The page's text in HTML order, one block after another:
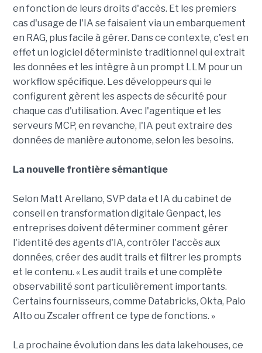
en fonction de leurs droits d'accès. Et les premiers
cas d'usage de l'IA se faisaient via un embarquement
en RAG, plus facile à gérer. Dans ce contexte, c'est en
effet un logiciel déterministe traditionnel qui extrait
les données et les intègre à un prompt LLM pour un
workflow spécifique. Les développeurs qui le
configurent gèrent les aspects de sécurité pour
chaque cas d'utilisation. Avec l'agentique et les
serveurs MCP, en revanche, l'IA peut extraire des
données de manière autonome, selon les besoins.
La nouvelle frontière sémantique
Selon Matt Arellano, SVP data et IA du cabinet de
conseil en transformation digitale Genpact, les
entreprises doivent déterminer comment gérer
l'identité des agents d'IA, contrôler l'accès aux
données, créer des audit trails et filtrer les prompts
et le contenu. « Les audit trails et une complète
observabilité sont particulièrement importants.
Certains fournisseurs, comme Databricks, Okta, Palo
Alto ou Zscaler offrent ce type de fonctions. »
La prochaine évolution dans les data lakehouses, ce